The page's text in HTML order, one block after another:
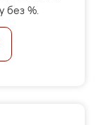
без %.